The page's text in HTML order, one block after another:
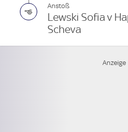
Anstoß
Lewski Sofia v
Scheva